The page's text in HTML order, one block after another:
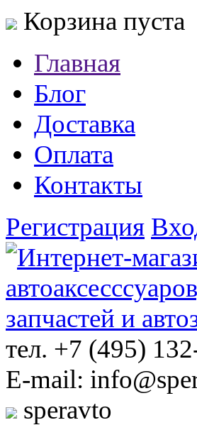
Корзина пуста
Главная
Блог
Доставка
Оплата
Контакты
Регистрация
тел. +7 (495)
E-mail:
speravto